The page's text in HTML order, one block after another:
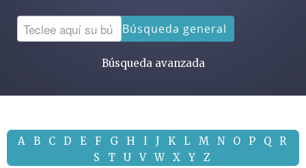
Búsqueda general
Búsqueda avanzada
A B C D E F G H I J K L M N O P Q
R
S
T U V W X Y Z